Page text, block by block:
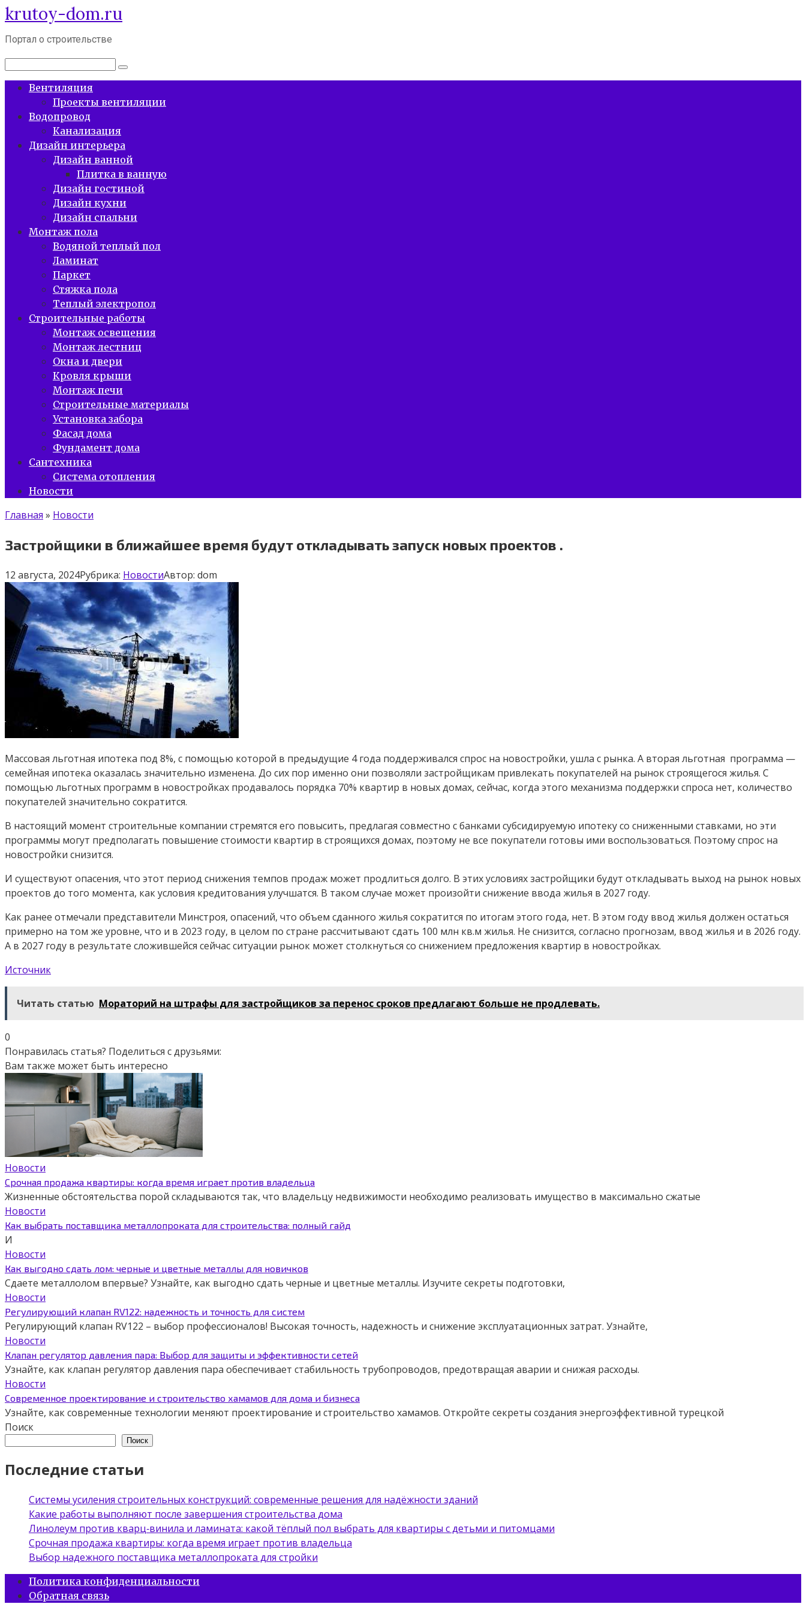
Перейти
к
контенту
krutoy-dom.ru
Портал о строительстве
Поиск:
Вентиляция
Проекты вентиляции
Водопровод
Канализация
Дизайн интерьера
Дизайн ванной
Плитка в ванную
Дизайн гостиной
Дизайн кухни
Дизайн спальни
Монтаж пола
Водяной теплый пол
Ламинат
Паркет
Стяжка пола
Теплый электропол
Строительные работы
Монтаж освещения
Монтаж лестниц
Окна и двери
Кровля крыши
Монтаж печи
Строительные материалы
Установка забора
Фасад дома
Фундамент дома
Сантехника
Система отопления
Новости
Главная » Новости
Застройщики в ближайшее время будут откладывать запуск новых проектов .
12 августа, 2024Рубрика: НовостиАвтор: dom
Массовая льготная ипотека под 8%, с помощью которой в предыдущие 4 года поддерживался спрос на новостройки, ушла с рынка. А вторая льготная программа —
семейная ипотека оказалась значительно изменена. До сих пор именно они позволяли застройщикам привлекать покупателей на рынок строящегося жилья. С
помощью льготных программ в новостройках продавалось порядка 70% квартир в новых домах, сейчас, когда этого механизма поддержки спроса нет, количество
покупателей значительно сократится.
В настоящий момент строительные компании стремятся его повысить, предлагая совместно с банками субсидируемую ипотеку со сниженными ставками, но эти
программы могут предполагать повышение стоимости квартир в строящихся домах, поэтому не все покупатели готовы ими воспользоваться. Поэтому спрос на
новостройки снизится.
И существуют опасения, что этот период снижения темпов продаж может продлиться долго. В этих условиях застройщики будут откладывать выход на рынок новых
проектов до того момента, как условия кредитования улучшатся. В таком случае может произойти снижение ввода жилья в 2027 году.
Как ранее отмечали представители Минстроя, опасений, что объем сданного жилья сократится по итогам этого года, нет. В этом году ввод жилья должен остаться
примерно на том же уровне, что и в 2023 году, в целом по стране рассчитывают сдать 100 млн кв.м жилья. Не снизится, согласно прогнозам, ввод жилья и в 2026 году.
А в 2027 году в результате сложившейся сейчас ситуации рынок может столкнуться со снижением предложения квартир в новостройках.
Источник
Читать статью Мораторий на штрафы для застройщиков за перенос сроков предлагают больше не продлевать.
0
Понравилась статья? Поделиться с друзьями:
Вам также может быть интересно
Новости
Срочная продажа квартиры: когда время играет против владельца
Жизненные обстоятельства порой складываются так, что владельцу недвижимости необходимо реализовать имущество в максимально сжатые
Новости
Как выбрать поставщика металлопроката для строительства: полный гайд
И
Новости
Как выгодно сдать лом: черные и цветные металлы для новичков
Сдаете металлолом впервые? Узнайте, как выгодно сдать черные и цветные металлы. Изучите секреты подготовки,
Новости
Регулирующий клапан RV122: надежность и точность для систем
Регулирующий клапан RV122 – выбор профессионалов! Высокая точность, надежность и снижение эксплуатационных затрат. Узнайте,
Новости
Клапан регулятор давления пара: Выбор для защиты и эффективности сетей
Узнайте, как клапан регулятор давления пара обеспечивает стабильность трубопроводов, предотвращая аварии и снижая расходы.
Новости
Современное проектирование и строительство хамамов для дома и бизнеса
Узнайте, как современные технологии меняют проектирование и строительство хамамов. Откройте секреты создания энергоэффективной турецкой
Поиск
Поиск
Последние статьи
Системы усиления строительных конструкций: современные решения для надёжности зданий
Какие работы выполняют после завершения строительства дома
Линолеум против кварц‑винила и ламината: какой тёплый пол выбрать для квартиры с детьми и питомцами
Срочная продажа квартиры: когда время играет против владельца
Выбор надежного поставщика металлопроката для стройки
Политика конфиденциальности
Обратная связь